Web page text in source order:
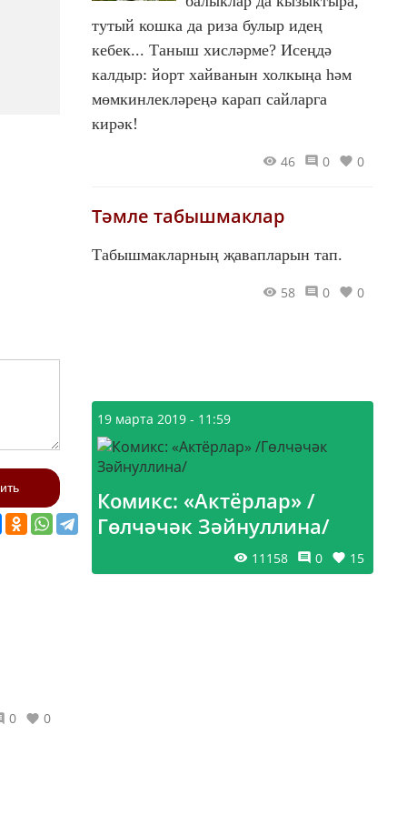
0 0
тутый кошка да риза булыр идең
кебек... Таныш хисләрме? Исеңдә
калдыр: йорт хайванын холкыңа һәм
мөмкинлекләреңә карап сайларга
кирәк!
46 0 0
Тәмле табышмаклар
Табышмакларның җавапларын тап.
58 0 0
19 марта 2019 - 11:59
Комикс: «Актёрлар» /
Гөлчәчәк Зәйнуллина/
11158 0 15